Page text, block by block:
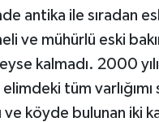
antika ile sıradan
ve mühürlü eski
kalmadı. 2000
tüm
ve köyde bulunan iki